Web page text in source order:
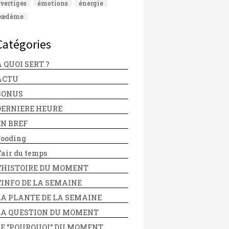
vertiges émotions
énergie
œdème
QUOI SERT ?
HEURE
BREF
du temps
DU MOMENT
DE LA SEMAINE
PLANTE DE LA SEMAINE
QUESTION DU MOMENT